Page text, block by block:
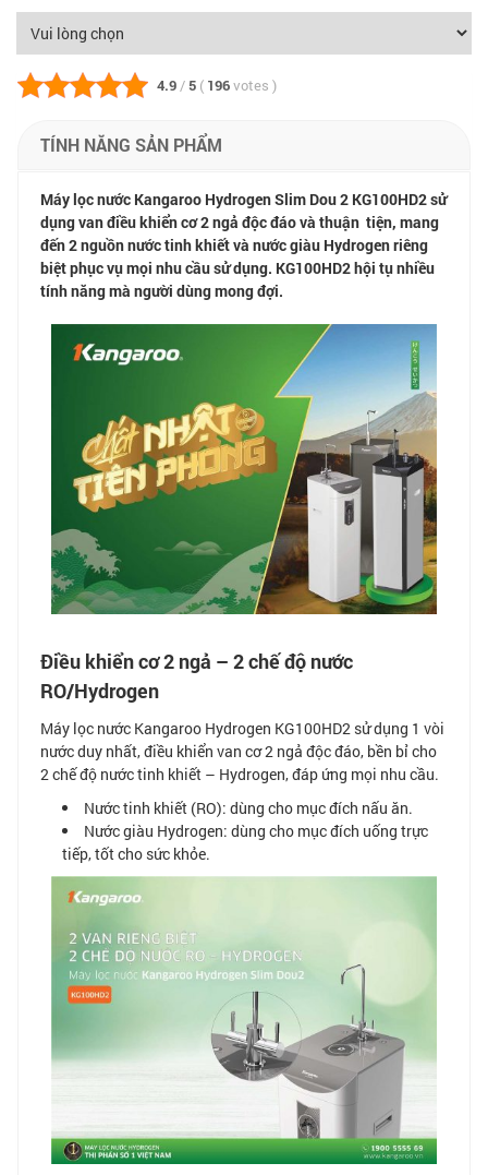
4.9 / 5 ( 196 votes )
TÍNH NĂNG SẢN PHẨM
Máy lọc nước Kangaroo Hydrogen Slim Dou 2 KG100HD2 sử
dụng van điều khiển cơ 2 ngả độc đáo và thuận tiện, mang
đến 2 nguồn nước tinh khiết và nước giàu Hydrogen riêng
biệt phục vụ mọi nhu cầu sử dụng. KG100HD2 hội tụ nhiều
tính năng mà người dùng mong đợi.
Điều khiển cơ 2 ngả – 2 chế độ nước
RO/Hydrogen
Máy lọc nước Kangaroo Hydrogen KG100HD2 sử dụng 1 vòi
nước duy nhất, điều khiển van cơ 2 ngả độc đáo, bền bỉ cho
2 chế độ nước tinh khiết – Hydrogen, đáp ứng mọi nhu cầu.
Nước tinh khiết (RO): dùng cho mục đích nấu ăn.
Nước giàu Hydrogen: dùng cho mục đích uống trực
tiếp, tốt cho sức khỏe.